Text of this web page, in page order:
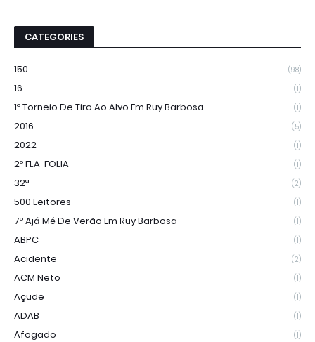
CATEGORIES
150 (98)
16 (1)
1º Torneio De Tiro Ao Alvo Em Ruy Barbosa (1)
2016 (5)
2022 (1)
2º FLA-FOLIA (1)
32ª (2)
500 Leitores (1)
7º Ajá Mé De Verão Em Ruy Barbosa (1)
ABPC (1)
Acidente (2)
ACM Neto (1)
Açude (1)
ADAB (1)
Afogado (1)